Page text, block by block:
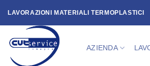
LAVORAZIONI MATERIALI TERMOPLASTICI
AZIENDA